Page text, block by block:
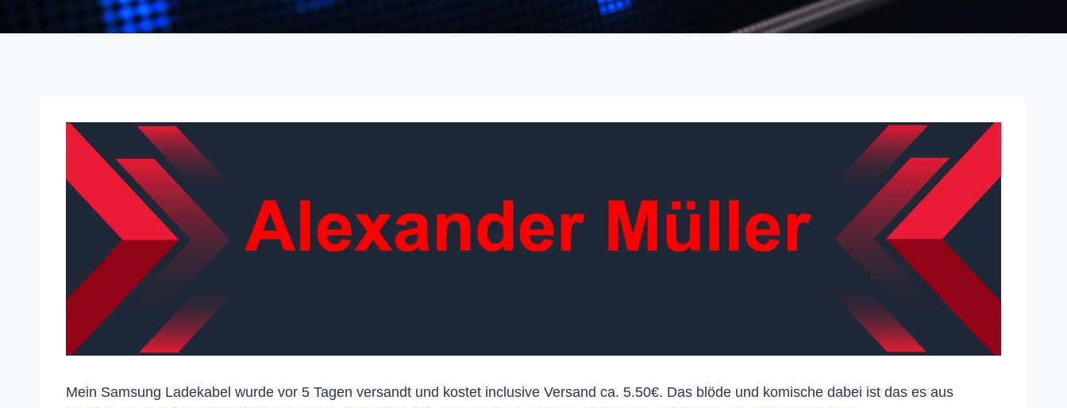
Mein Samsung Ladekabel wurde vor 5 Tagen versandt und kostet inclusive Versand ca. 5.50€. Das blöde und komische dabei ist das es aus